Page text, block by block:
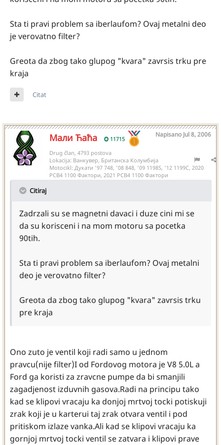
Sta ti pravi problem sa iberlaufom? Ovaj metalni deo
je verovatno filter?
Greota da zbog tako glupog "kvara" zavrsis trku pre
kraja
Citat
Мали Ћаћа 11715
Napisano Jul 8, 2006
Drug član, 4793 postova
Lokacija: Ванкувер, Британска Колумбија
Motocikl: Дукати '97 748, '08 848, '09 1198S, '12 1199С, 2020
РСВ4 1100 Фактори, 2021 РСВ4 1100 Фактори
Citiraj
Zadrzali su se magnetni davaci i duze cini mi se
da su korisceni i na mom motoru sa pocetka
90tih.
Sta ti pravi problem sa iberlaufom? Ovaj metalni
deo je verovatno filter?
Greota da zbog tako glupog "kvara" zavrsis trku
pre kraja
Ono zuto je ventil koji radi samo u jednom
pravcu(nije filter)I od Fordovog motora je V8 5.0L a
Ford ga koristi za zravcne pumpe da bi smanjili
zagadjenost izduvnih gasova.Radi na principu tako
kad se klipovi vracaju ka donjoj mrtvoj tocki potiskuji
zrak koji je u karterui taj zrak otvara ventil i pod
pritiskom izlaze vanka.Ali kad se klipovi vracaju ka
gornjoj mrtvoj tocki ventil se zatvara i klipovi prave